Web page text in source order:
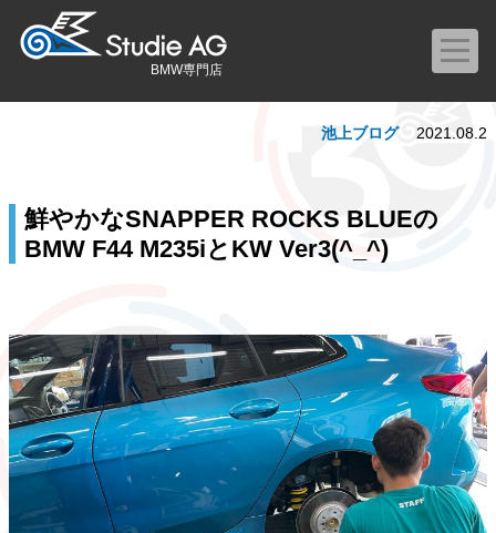
BMW専門店
鮮やかなSNAPPER ROCKS BLUEの
BMW F44 M235iとKW Ver3(^_^)
池上ブログ 2021.08.2